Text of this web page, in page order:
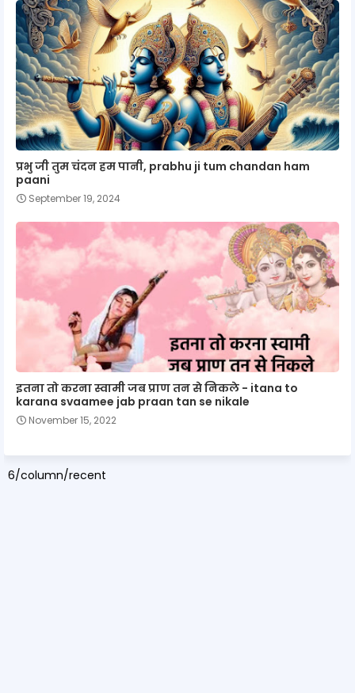
प्रभु जी तुम चंदन हम पानी, prabhu ji tum chandan ham
paani
September 19, 2024
इतना तो करना स्वामी जब प्राण तन से निकले - itana to
karana svaamee jab praan tan se nikale
November 15, 2022
6/column/recent